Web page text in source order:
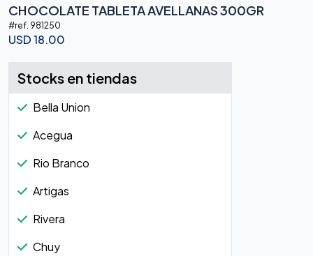
CHOCOLATE TABLETA AVELLANAS 300GR
#ref. 981250
USD18.00
Stocks en tiendas
Bella Union
Acegua
Rio Branco
Artigas
Rivera
Chuy